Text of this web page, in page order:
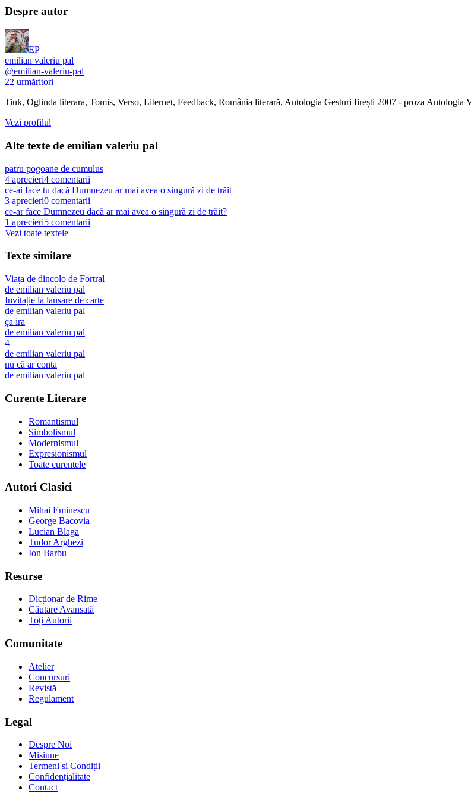
Despre autor
EP
emilian valeriu pal
@emilian-valeriu-pal
22 urmăritori
Tiuk, Oglinda literara, Tomis, Verso, Liternet, Feedback, România literară, Antologia Gesturi firești 2007 - proza
Vezi profilul
Alte texte de emilian valeriu pal
patru pogoane de cumulus
4 aprecieri4 comentarii
ce-ai face tu dacă Dumnezeu ar mai avea o singură zi de trăit
3 aprecieri0 comentarii
ce-ar face Dumnezeu dacă ar mai avea o singură zi de trăit?
1 aprecieri5 comentarii
Vezi toate textele
Texte similare
Viața de dincolo de Fortral
de emilian valeriu pal
Invitație la lansare de carte
de emilian valeriu pal
ça ira
de emilian valeriu pal
4
de emilian valeriu pal
nu că ar conta
de emilian valeriu pal
Curente Literare
Romantismul
Simbolismul
Modernismul
Expresionismul
Toate curentele
Autori Clasici
Mihai Eminescu
George Bacovia
Lucian Blaga
Tudor Arghezi
Ion Barbu
Resurse
Dicționar de Rime
Căutare Avansată
Toți Autorii
Comunitate
Atelier
Concursuri
Revistă
Regulament
Legal
Despre Noi
Misiune
Termeni și Condiții
Confidențialitate
Contact